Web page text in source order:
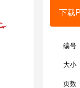
下载
编号
大小
页数